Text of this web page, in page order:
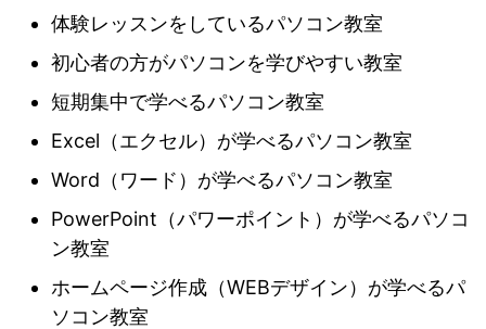
体験レッスンをしているパソコン教室
初心者の方がパソコンを学びやすい教室
短期集中で学べるパソコン教室
Excel（エクセル）が学べるパソコン教室
Word（ワード）が学べるパソコン教室
PowerPoint（パワーポイント）が学べるパソコ
ン教室
ホームページ作成（WEBデザイン）が学べるパ
ソコン教室